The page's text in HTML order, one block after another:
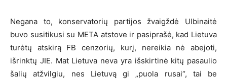
Negana to, konservatorių partijos žvaigždė Ulbinaitė
buvo susitikusi su META atstove ir pasiprašė, kad Lietuva
turėtų atskirą FB cenzorių, kurį, nereikia nė abejoti,
išrinktų JIE. Mat Lietuva neva yra išskirtinė kitų pasaulio
šalių atžvilgiu, nes Lietuvą gi „puola rusai“, tai be